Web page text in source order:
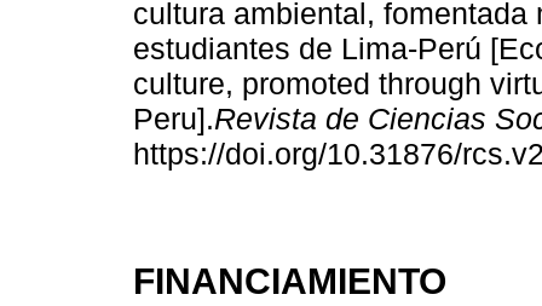
cultura ambiental,
estudiantes de Lima-Perú
culture, promoted through
Peru].Revista de Ciencias
https://doi.org/10.31876/
FINANCIAMIENTO